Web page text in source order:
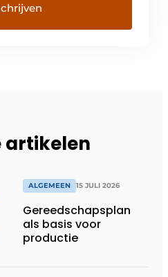
artikelen
ALGEMEEN 15 JULI 2026
Gereedschapsplan
als basis voor
productie